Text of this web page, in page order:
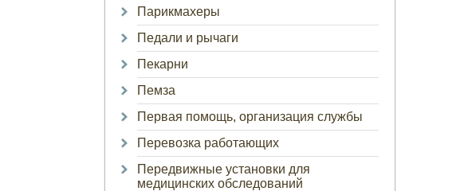
Парикмахеры
Педали и рычаги
Пекарни
Пемза
Первая помощь, организация службы
Перевозка работающих
Передвижные установки для
медицинских обследований